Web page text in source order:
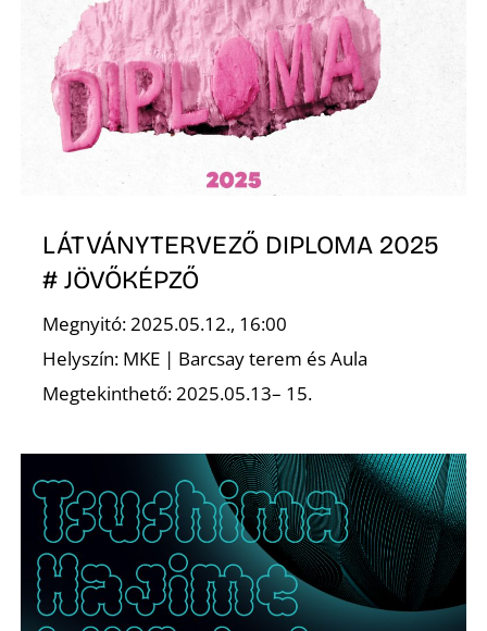
LÁTVÁNYTERVEZŐ DIPLOMA 2025
# JÖVŐKÉPZŐ
Megnyitó: 2025.05.12., 16:00
Helyszín: MKE | Barcsay terem és Aula
Megtekinthető: 2025.05.13– 15.